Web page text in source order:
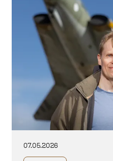
07.05.2026